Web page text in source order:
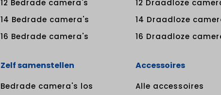
12 Bedrade camera's
14 Bedrade camera's
16 Bedrade camera's
Zelf samenstellen
Bedrade camera's los
12 Draadloze
14 Draadloze
16 Draadloze
Accessoires
Alle accessoires